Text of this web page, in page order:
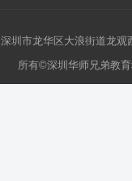
深圳市龙华区大浪街道龙
所有©深圳华师兄弟教